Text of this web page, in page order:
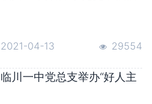
2021-04-13 29554
临川一中党总支举办“好人主